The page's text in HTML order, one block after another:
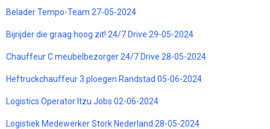
Belader Tempo-Team 27-05-2024
Bijrijder die graag hoog zit! 24/7 Drive 29-05-2024
Chauffeur C meubelbezorger 24/7 Drive 28-05-2024
Heftruckchauffeur 3 ploegen Randstad 05-06-2024
Logistics Operator Itzu Jobs 02-06-2024
Logistiek Medewerker Stork Nederland 28-05-2024